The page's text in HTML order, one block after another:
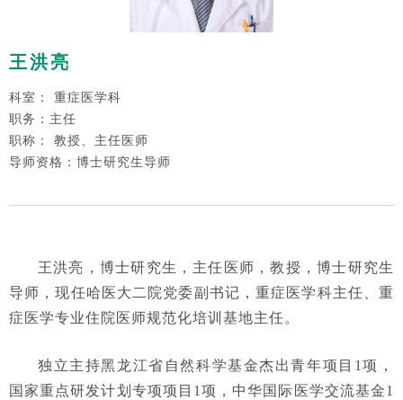
王洪亮
科室： 重症医学科
职务：主任
职称： 教授、主任医师
导师资格：博士研究生导师
王洪亮，博士研究生，主任医师，教授，博士研究生
导师，现任哈医大二院党委副书记，重症医学科主任、重
症医学专业住院医师规范化培训基地主任。
独立主持黑龙江省自然科学基金杰出青年项目1项，
国家重点研发计划专项项目1项，中华国际医学交流基金1